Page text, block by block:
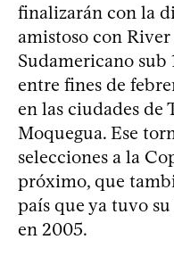
finalizarán con la
amistoso con
Sudamericano sub
entre fines de
en las ciudades de
Moquegua. Ese
selecciones a la
próximo, que
país que ya tuvo
en 2005.